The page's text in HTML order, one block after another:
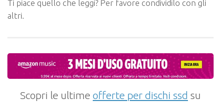
Ti piace quello che leggi? Per favore condividilo con gli
altri.
Scopri le ultime offerte per dischi ssd su